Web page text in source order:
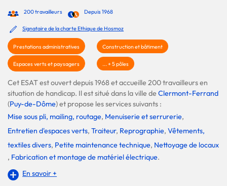
200 travailleurs Depuis 1968
Signataire de la charte Ethique de Hosmoz
Prestations administratives Construction et bâtiment
Espaces verts et paysagers ... + 5 pôles
Cet ESAT est ouvert depuis 1968 et accueille 200 travailleurs en
situation de handicap. Il est situé dans la ville deClermont-Ferrand
(Puy-de-Dôme) et propose les services suivants :
Mise sous pli, mailing, routage, Menuiserie et serrurerie,
Entretien d'espaces verts, Traiteur, Reprographie, Vêtements,
textiles divers, Petite maintenance technique, Nettoyage de locaux
, Fabrication et montage de matériel électrique.
En savoir +